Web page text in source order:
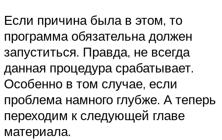
Если причина была в этом, то
программа обязательна должен
запуститься. Правда, не всегда
данная процедура срабатывает.
Особенно в том случае, если
проблема намного глубже. А теперь
переходим к следующей главе
материала.